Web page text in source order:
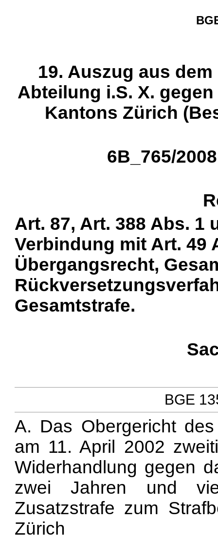
19. Auszug aus
Abteilung i.S. X.
Kantons Zürich
6B_765/
Art. 87, Art. 388 Abs. 1
Verbindung mit Art. 49
Übergangsrecht,
Gesamtstrafe.
BGE
A. Das Obergericht
am 11. April 2002
Widerhandlung gegen
zwei Jahren und
Zusatzstrafe zum
Zürich